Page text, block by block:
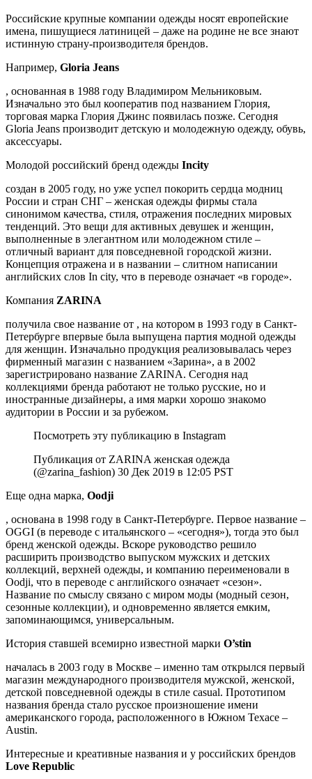
Российские крупные компании одежды носят европейские
имена, пишущиеся латиницей – даже на родине не все знают
истинную страну-производителя брендов.
Например, Gloria Jeans
, основанная в 1988 году Владимиром Мельниковым.
Изначально это был кооператив под названием Глория,
торговая марка Глория Джинс появилась позже. Сегодня
Gloria Jeans производит детскую и молодежную одежду, обувь,
аксессуары.
Молодой российский бренд одежды Incity
создан в 2005 году, но уже успел покорить сердца модниц
России и стран СНГ – женская одежды фирмы стала
синонимом качества, стиля, отражения последних мировых
тенденций. Это вещи для активных девушек и женщин,
выполненные в элегантном или молодежном стиле –
отличный вариант для повседневной городской жизни.
Концепция отражена и в названии – слитном написании
английских слов In city, что в переводе означает «в городе».
Компания ZARINA
получила свое название от , на котором в 1993 году в Санкт-
Петербурге впервые была выпущена партия модной одежды
для женщин. Изначально продукция реализовывалась через
фирменный магазин с названием «Зарина», а в 2002
зарегистрировано название ZARINA. Сегодня над
коллекциями бренда работают не только русские, но и
иностранные дизайнеры, а имя марки хорошо знакомо
аудитории в России и за рубежом.
Посмотреть эту публикацию в Instagram
Публикация от ZARINA женская одежда
(@zarina_fashion) 30 Дек 2019 в 12:05 PST
Еще одна марка, Oodji
, основана в 1998 году в Санкт-Петербурге. Первое название –
OGGI (в переводе с итальянского – «сегодня»), тогда это был
бренд женской одежды. Вскоре руководство решило
расширить производство выпуском мужских и детских
коллекций, верхней одежды, и компанию переименовали в
Oodji, что в переводе с английского означает «сезон».
Название по смыслу связано с миром моды (модный сезон,
сезонные коллекции), и одновременно является емким,
запоминающимся, универсальным.
История ставшей всемирно известной марки O’stin
началась в 2003 году в Москве – именно там открылся первый
магазин международного производителя мужской, женской,
детской повседневной одежды в стиле casual. Прототипом
названия бренда стало русское произношение имени
американского города, расположенного в Южном Техасе –
Austin.
Интересные и креативные названия и у российских брендов
Love Republic